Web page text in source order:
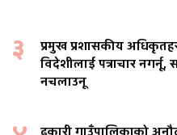
३
प्रमुख प्रशासकीय
विदेशीलाई पत्राचार
नचलाउनू